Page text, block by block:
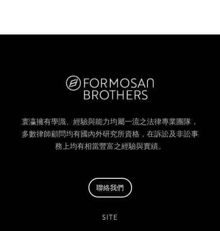
寰瀛擁有學識、經驗與能力均屬一流之法律專業團隊，
多數律師顧問均有國內外研究所資格，在訴訟及非訟事
務上均有相當豐富之經驗與實績。
聯絡我們
SITE